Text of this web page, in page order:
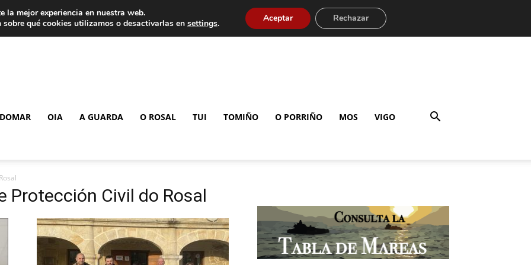
OIA A GUARDA O ROSAL TUI TOMIÑO O PORRIÑO MOS VIGO
Protección Civil do Rosal
la mejor experiencia en nuestra web.
qué cookies utilizamos o desactivarlas en settings. Aceptar Rechazar